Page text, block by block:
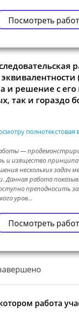
Посмотреть
и решение с
так и гораздо
полнотекстовая
—
и изящество
нескольких задач
Данная работа
преподносить
уров…
Посмотреть
работа